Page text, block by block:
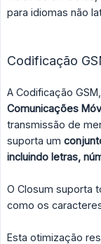
para idiomas não
Codificação
A Codificação
Comunicações
transmissão de
suporta um
incluindo letras,
O Closum suporta
como os
Esta otimização